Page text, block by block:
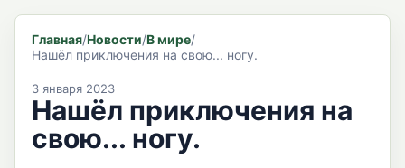
Главная/Новости/В мире/
Нашёл приключения на свою... ногу.
3 января 2023
Нашёл приключения на
свою... ногу.